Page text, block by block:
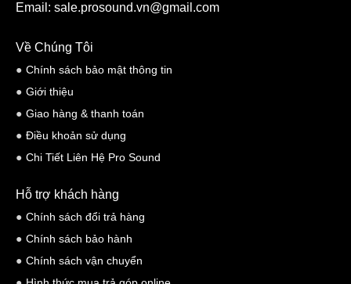
bản MG, MGX và MGXU, với mỗi phiên bản mang đến các tính
năng khác nhau để phù hợp với nhu cầu của người dùng. Dưới đây
là sự khác biệt giữa chúng:
Email: sale.prosound.vn@gmail.com
Về Chúng Tôi
Chính sách bảo mật thông tin
Giới thiệu
Giao hàng & thanh toán
Điều khoản sử dụng
Chi Tiết Liên Hệ Pro Sound
Hỗ trợ khách hàng
Chính sách đổi trả hàng
Chính sách bảo hành
Chính sách vận chuyển